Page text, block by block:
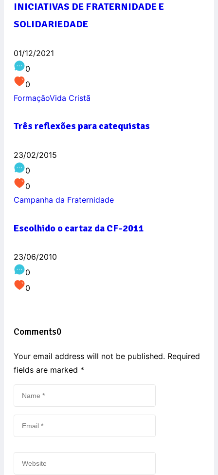
INICIATIVAS DE FRATERNIDADE E
SOLIDARIEDADE
01/12/2021
0
0
FormaçãoVida Cristã
Três reflexões para catequistas
23/02/2015
0
0
Campanha da Fraternidade
Escolhido o cartaz da CF-2011
23/06/2010
0
0
Comments0
Your email address will not be published. Required
fields are marked *